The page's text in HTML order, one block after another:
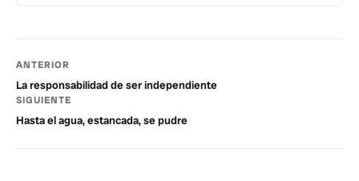
ANTERIOR
La responsabilidad de ser independiente
SIGUIENTE
Hasta el agua, estancada, se pudre